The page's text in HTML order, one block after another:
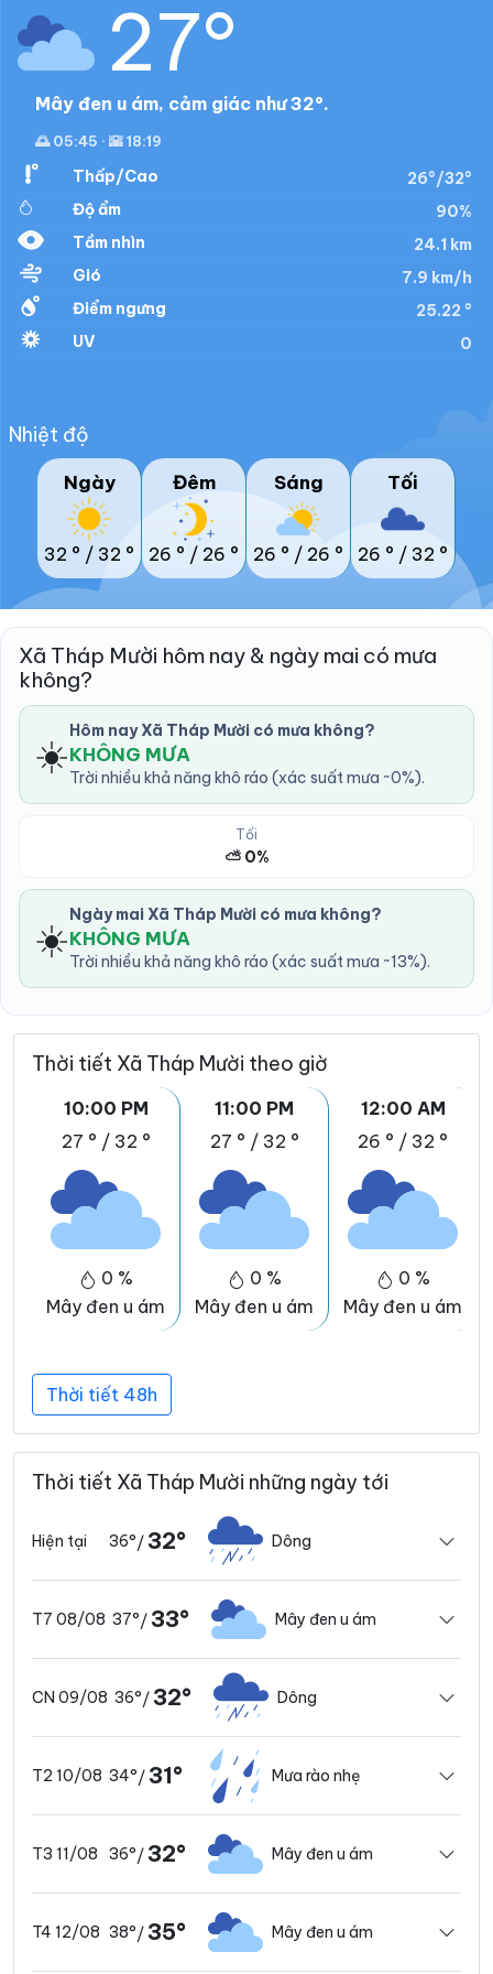
27°
Mây đen u ám, cảm giác như 32°.
🌅 05:45 · 🌇 18:19
Thấp/Cao
26°/32°
Độ ẩm
90%
Tầm nhìn
24.1 km
Gió
7.9 km/h
Điểm ngưng
25.22 °
UV
0
Nhiệt độ
Ngày
32 ° / 32 °
Đêm
26 ° / 26 °
Sáng
26 ° / 26 °
Tối
26 ° / 32 °
Xã Tháp Mười hôm nay & ngày mai có mưa
không?
☀️ Hôm nay Xã Tháp Mười có mưa không?
KHÔNG MƯA
Trời nhiều khả năng khô ráo (xác suất mưa ~0%).
Tối
⛅ 0%
☀️ Ngày mai Xã Tháp Mười có mưa không?
KHÔNG MƯA
Trời nhiều khả năng khô ráo (xác suất mưa ~13%).
Thời tiết Xã Tháp Mười theo giờ
10:00 PM
27 ° / 32 °
0 %
Mây đen u ám
11:00 PM
27 ° / 32 °
0 %
Mây đen u ám
12:00 AM
26 ° / 32 °
0 %
Mây đen u ám
Thời tiết 48h
Thời tiết Xã Tháp Mười những ngày tới
Hiện tại 36°/ 32° Dông
T7 08/08 37°/ 33° Mây đen u ám
CN 09/08 36°/ 32° Dông
T2 10/08 34°/ 31° Mưa rào nhẹ
T3 11/08 36°/ 32° Mây đen u ám
T4 12/08 38°/ 35° Mây đen u ám